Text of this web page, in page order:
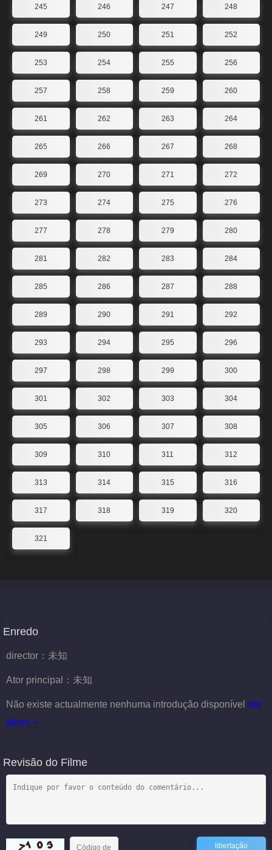
245 246 247 248
249 250 251 252
253 254 255 256
257 258 259 260
261 262 263 264
265 266 267 268
269 270 271 272
273 274 275 276
277 278 279 280
281 282 283 284
285 286 287 288
289 290 291 292
293 294 295 296
297 298 299 300
301 302 303 304
305 306 307 308
309 310 311 312
313 314 315 316
317 318 319 320
321
Enredo
director： 未知
Ator principal： 未知
Não existe actualmente nenhuma introdução disponível det
alhes
Revisão do Filme